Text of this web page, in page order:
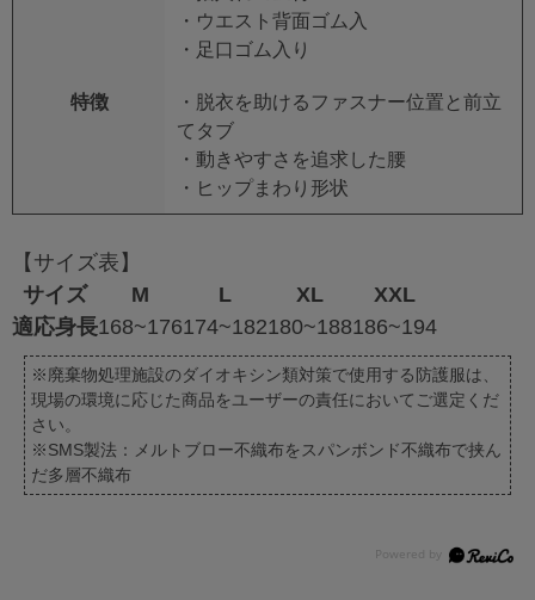
・ウエスト背面ゴム入
・足口ゴム入り
特徴
・脱衣を助けるファスナー位置と前立
てタブ
・動きやすさを追求した腰
・ヒップまわり形状
【サイズ表】
サイズ
M L XL
XXL
適応身長168~176174~182180~188186~194
※廃棄物処理施設のダイオキシン類対策で使用する防護服は、
現場の環境に応じた商品をユーザーの責任においてご選定くだ
さい。
※SMS製法：メルトブロー不織布をスパンボンド不織布で挟ん
だ多層不織布